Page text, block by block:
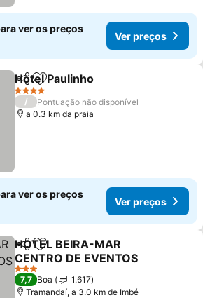
ver os preços
Ver preços
PartilharAdicionar aos favoritos
Hotel Paulinho
4 Estrelas
/
Pontuação não disponível
a 0.3 km da praia
ver os preços
Ver preços
PartilharAdicionar aos favoritos
HOTEL BEIRA-MAR
CENTRO DE EVENTOS
Ver preços
3 Estrelas
7,7 Boa
1.617
Tramandaí, a 3.0 km de Imbé